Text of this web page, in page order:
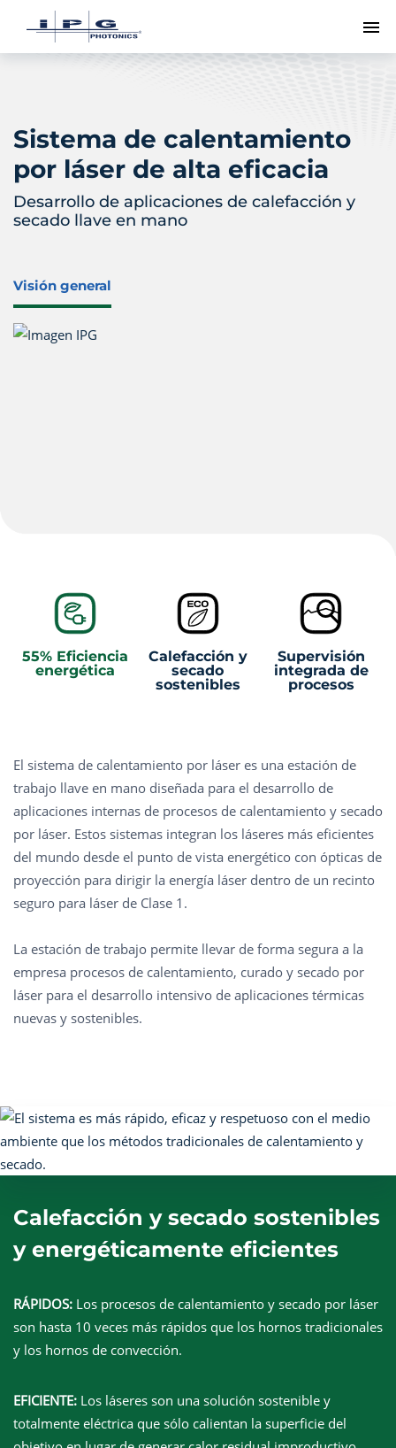
Sistema de calentamiento
por láser de alta eficacia
Desarrollo de aplicaciones de calefacción y
secado llave en mano
Visión general
55% Eficiencia
energética
Calefacción y
secado
sostenibles
Supervisión
integrada de
procesos
El sistema de calentamiento por láser es una estación de
trabajo llave en mano diseñada para el desarrollo de
aplicaciones internas de procesos de calentamiento y secado
por láser. Estos sistemas integran los láseres más eficientes
del mundo desde el punto de vista energético con ópticas de
proyección para dirigir la energía láser dentro de un recinto
seguro para láser de Clase 1.
La estación de trabajo permite llevar de forma segura a la
empresa procesos de calentamiento, curado y secado por
láser para el desarrollo intensivo de aplicaciones térmicas
nuevas y sostenibles.
Calefacción y secado sostenibles
y energéticamente eficientes
RÁPIDOS: Los procesos de calentamiento y secado por láser
son hasta 10 veces más rápidos que los hornos tradicionales
y los hornos de convección.
EFICIENTE: Los láseres son una solución sostenible y
totalmente eléctrica que sólo calientan la superficie del